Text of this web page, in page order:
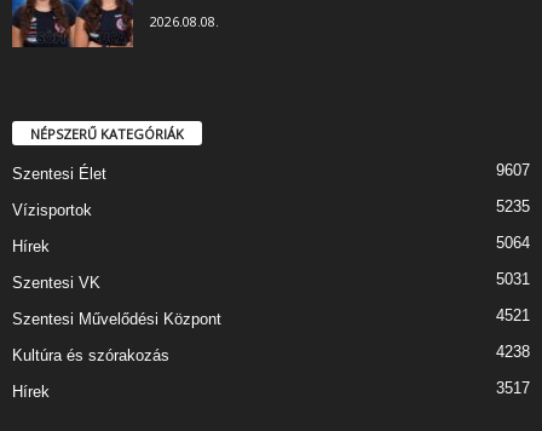
2026.08.08.
NÉPSZERŰ KATEGÓRIÁK
Szentesi Élet 9607
Vízisportok 5235
Hírek 5064
Szentesi VK 5031
Szentesi Művelődési Központ 4521
Kultúra és szórakozás 4238
Hírek 3517